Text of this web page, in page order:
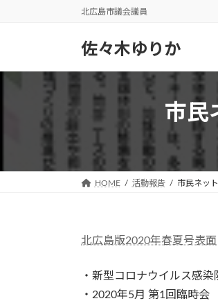
北広島市議会議員
佐々木ゆりか
市民
HOME 活動報告 市民ネッ
北広島版2020年春夏号表面
・新型コロナウイルス感
・2020年5月 第1回臨時会